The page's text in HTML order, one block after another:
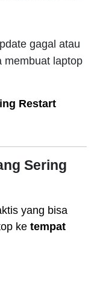
gagal atau
membuat laptop
Restart
Sering
yang bisa
ke tempat